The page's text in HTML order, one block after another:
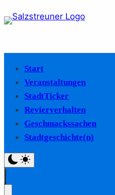
Start
Veranstaltungen
StadtTicker
Revierverhalten
Geschmackssachen
Stadtgeschichte(n)